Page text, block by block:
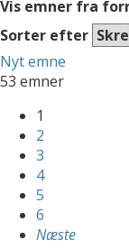
Vis emner fra
Sorter efter
Nyt emne
53 emner
1
2
3
4
5
6
Næste